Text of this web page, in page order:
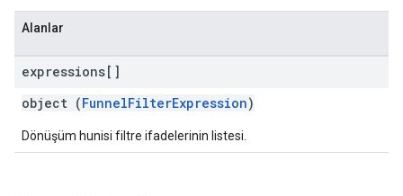
Alanlar
expressions[]
object (FunnelFilterExpression)
Dönüşüm hunisi filtre ifadelerinin listesi.